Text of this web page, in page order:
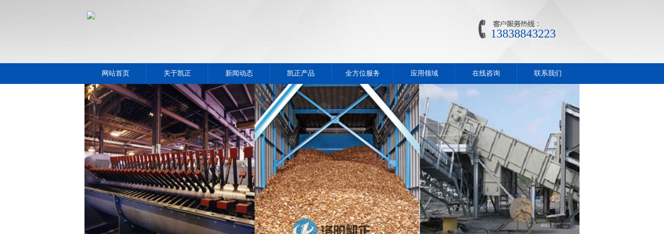
13838843223
网站首页 关于凯正 新闻动态 凯正产品 全方位服务 应用领域 在线咨询 联系我们